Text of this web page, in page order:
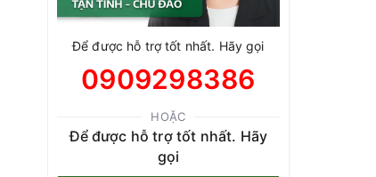
Để được hỗ trợ tốt nhất. Hãy gọi
0909298386
HOẶC
Để được hỗ trợ tốt nhất. Hãy
gọi